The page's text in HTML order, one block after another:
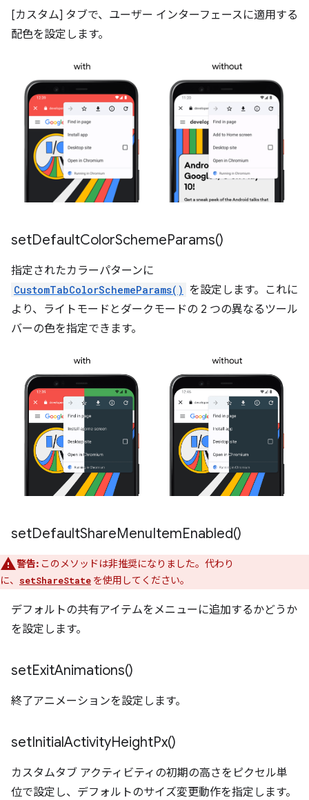
[カスタム] タブで、ユーザー インターフェースに適用する
配色を設定します。
setDefaultColorSchemeParams()
指定されたカラーパターンに
CustomTabColorSchemeParams() を設定します。これに
より、ライトモードとダークモードの 2 つの異なるツール
バーの色を指定できます。
setDefaultShareMenuItemEnabled()
警告: このメソッドは非推奨になりました。代わり
に、
setShareState を使用してください。
デフォルトの共有アイテムをメニューに追加するかどうか
を設定します。
setExitAnimations()
終了アニメーションを設定します。
setInitialActivityHeightPx()
カスタムタブ アクティビティの初期の高さをピクセル単
位で設定し、デフォルトのサイズ変更動作を指定します。